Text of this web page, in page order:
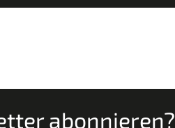
abonnieren?